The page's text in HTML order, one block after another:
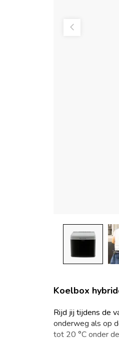
Koelbox
Rijd jij tijdens de
onderweg als op
tot 20 °C onder